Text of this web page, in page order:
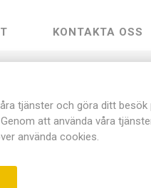
KONTAKTA OSS
kan man utföra ca 15
lamphållare och
behov. Allmänt
tjänster och göra ditt besök
att använda våra
använda cookies.